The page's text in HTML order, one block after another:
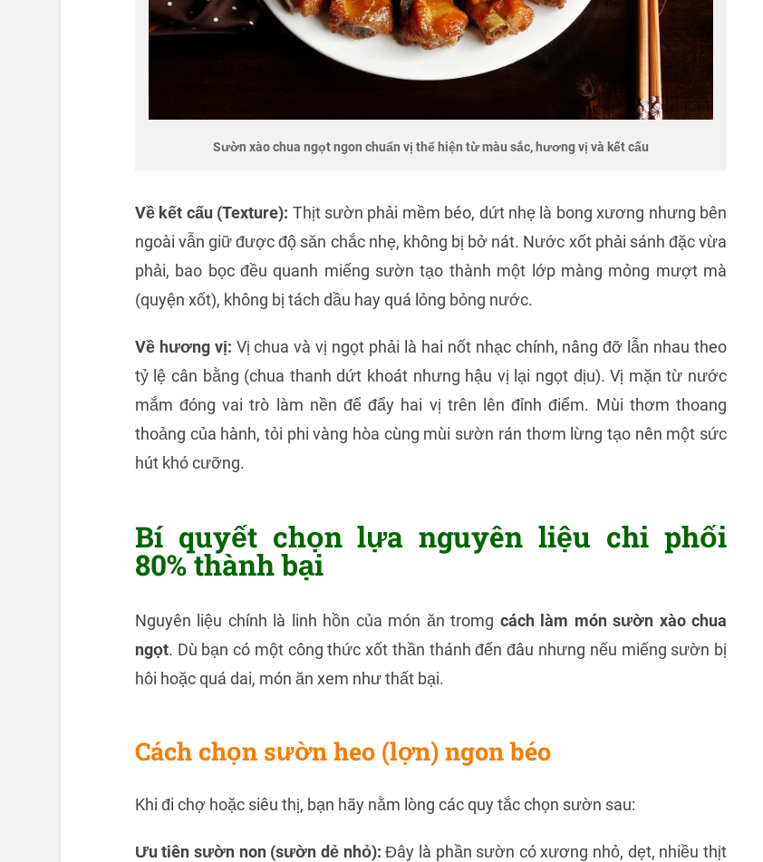
Sườn xào chua ngọt ngon chuẩn vị thể hiện từ màu sắc, hương vị và kết cấu
Về kết cấu (Texture): Thịt sườn phải mềm béo, dứt nhẹ là bong xương nhưng bên
ngoài vẫn giữ được độ săn chắc nhẹ, không bị bở nát. Nước xốt phải sánh đặc vừa
phải, bao bọc đều quanh miếng sườn tạo thành một lớp màng mỏng mượt mà
(quyện xốt), không bị tách dầu hay quá lỏng bỏng nước.
Về hương vị: Vị chua và vị ngọt phải là hai nốt nhạc chính, nâng đỡ lẫn nhau theo
tỷ lệ cân bằng (chua thanh dứt khoát nhưng hậu vị lại ngọt dịu). Vị mặn từ nước
mắm đóng vai trò làm nền để đẩy hai vị trên lên đỉnh điểm. Mùi thơm thoang
thoảng của hành, tỏi phi vàng hòa cùng mùi sườn rán thơm lừng tạo nên một sức
hút khó cưỡng.
Bí quyết chọn lựa nguyên liệu chi phối
80% thành bại
Nguyên liệu chính là linh hồn của món ăn tromg cách làm món sườn xào chua
ngọt. Dù bạn có một công thức xốt thần thánh đến đâu nhưng nếu miếng sườn bị
hôi hoặc quá dai, món ăn xem như thất bại.
Cách chọn sườn heo (lợn) ngon béo
Khi đi chợ hoặc siêu thị, bạn hãy nằm lòng các quy tắc chọn sườn sau:
Ưu tiên sườn non (sườn dẻ nhỏ): Đây là phần sườn có xương nhỏ, dẹt, nhiều thịt